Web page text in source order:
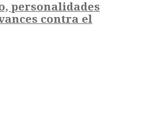
personalidades
contra el